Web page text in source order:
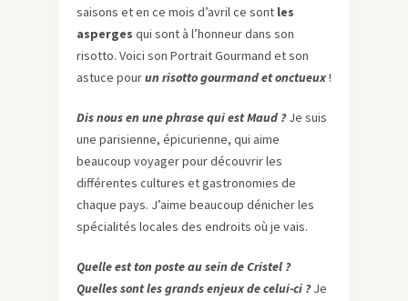
saisons et en ce mois d’avril ce sont les
asperges qui sont à l’honneur dans son
risotto. Voici son Portrait Gourmand et son
astuce pourun risotto gourmand et onctueux!
Dis nous en une phrase qui est Maud ?Je suis
une parisienne, épicurienne, qui aime
beaucoup voyager pour découvrir les
différentes cultures et gastronomies de
chaque pays. J’aime beaucoup dénicher les
spécialités locales des endroits où je vais.
Quelle est ton poste au sein de Cristel ?
Quelles sont les grands enjeux de celui-ci ?Je